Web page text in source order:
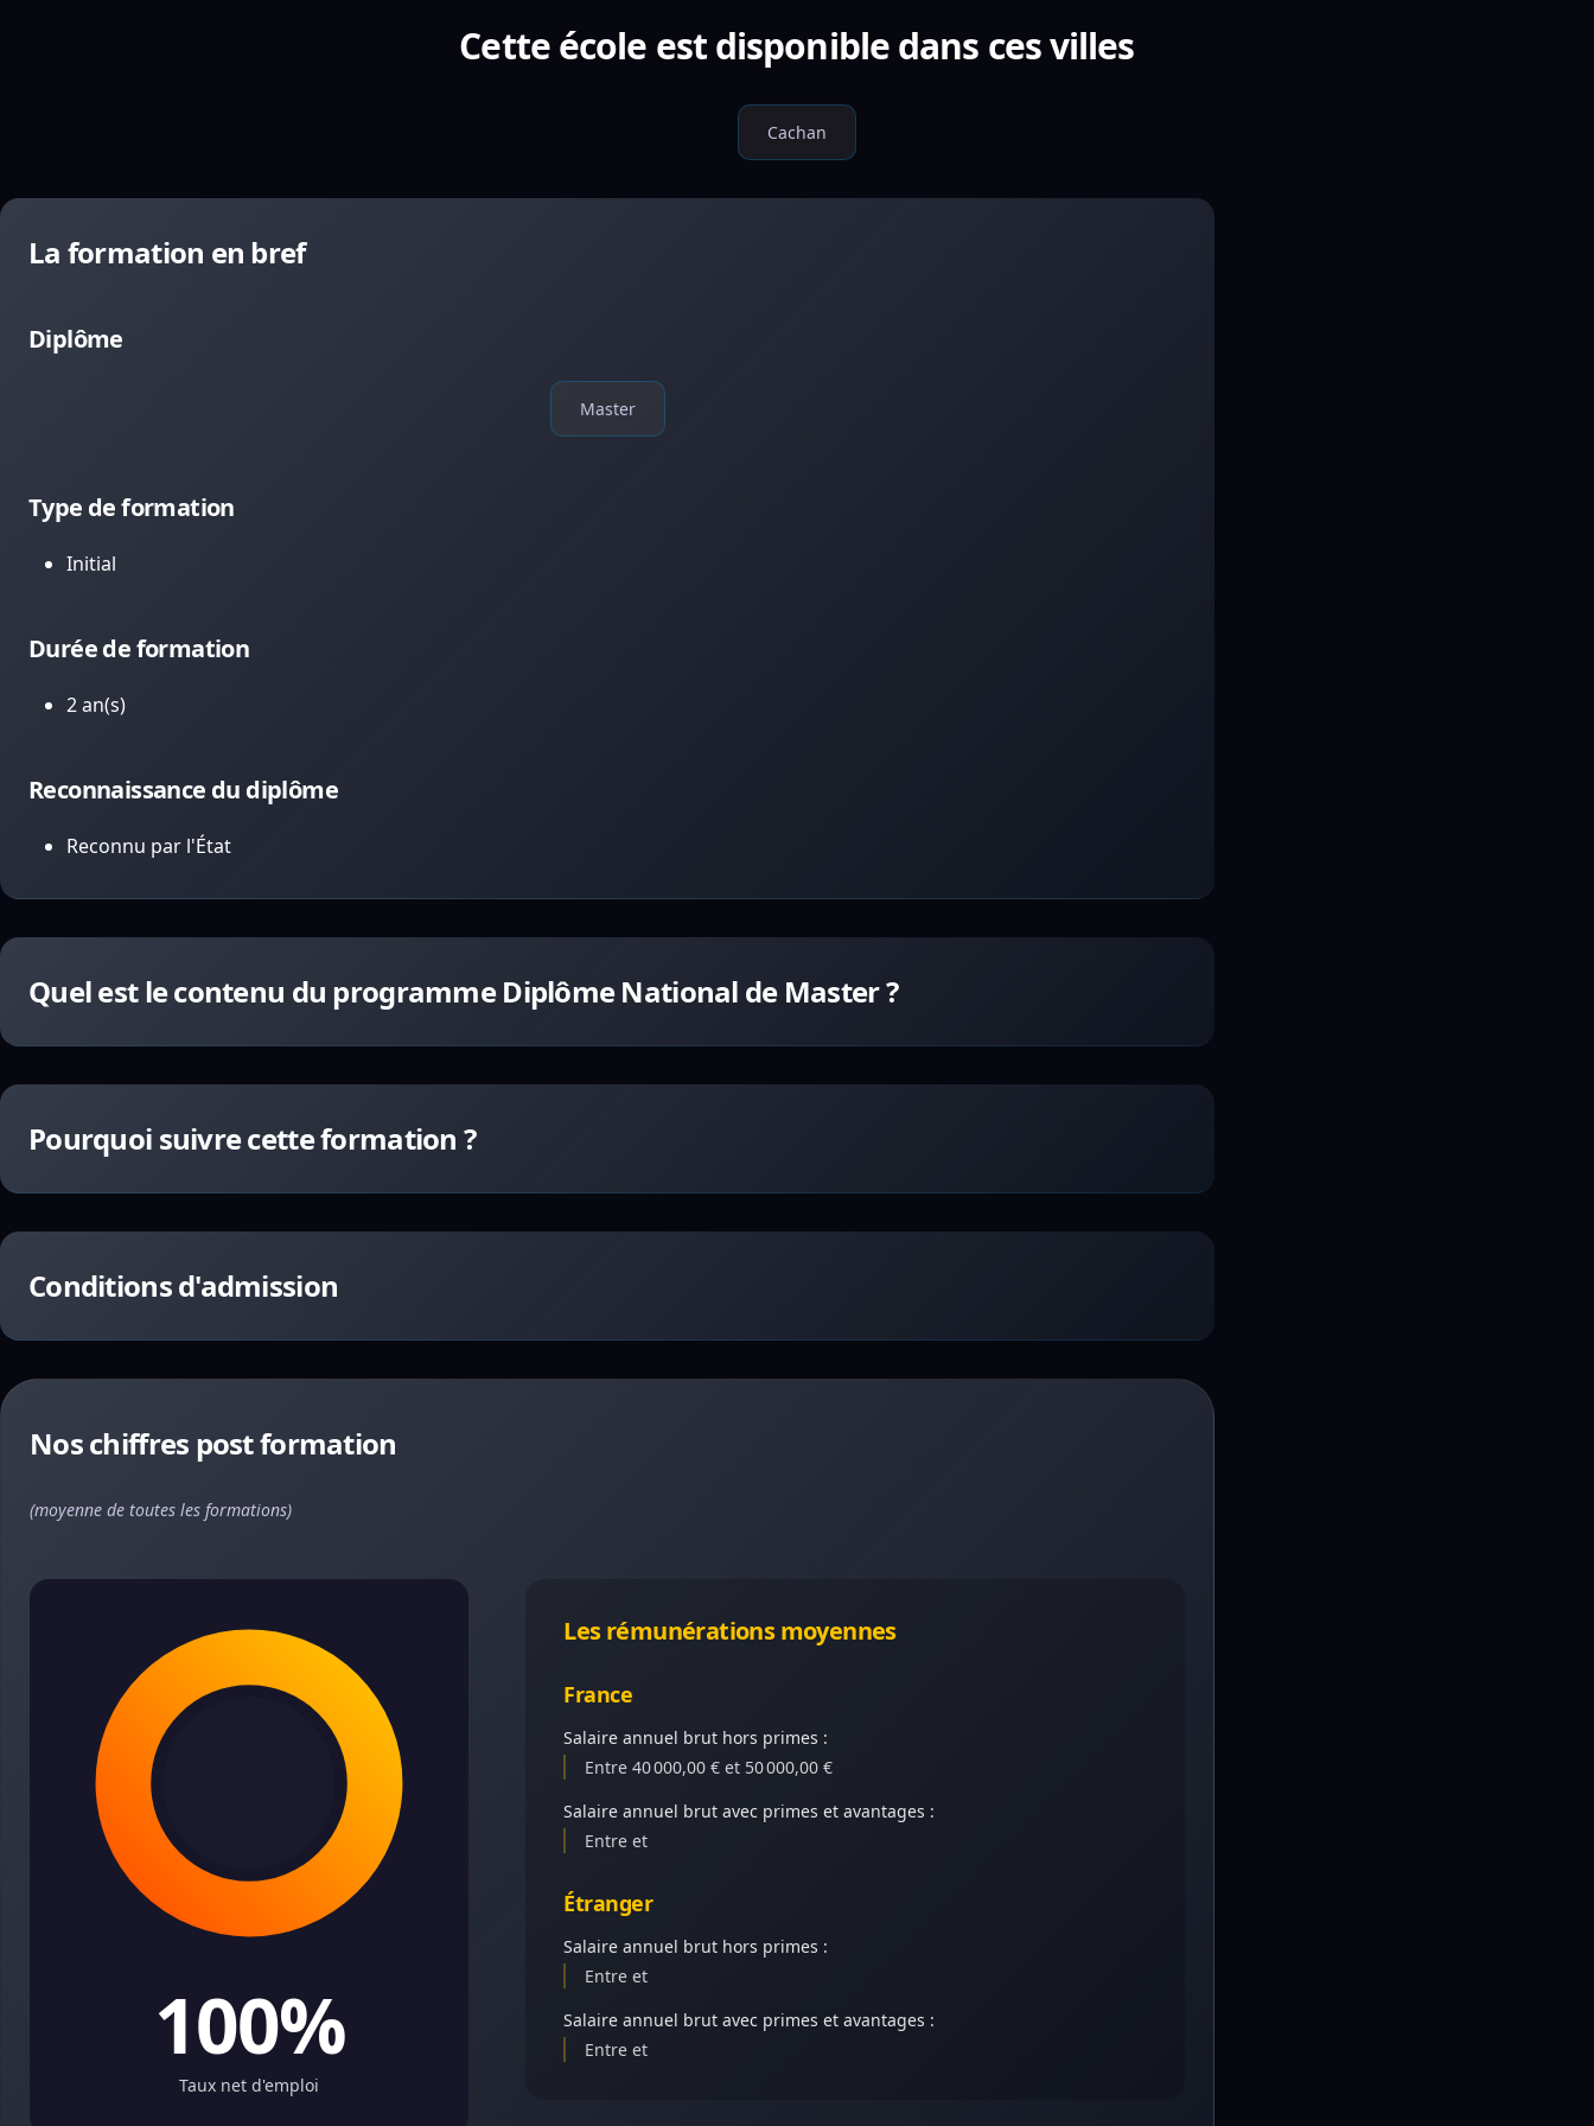
Cette école est disponible dans ces villes
Cachan
La formation en bref
Diplôme
Master
Type de formation
Initial
Durée de formation
2 an(s)
Reconnaissance du diplôme
Reconnu par l'État
Quel est le contenu du programme Diplôme National de Master ?
Pourquoi suivre cette formation ?
Conditions d'admission
Nos chiffres post formation
(moyenne de toutes les formations)
100%
Taux net d'emploi
Les rémunérations moyennes
France
Salaire annuel brut hors primes :
Entre 40 000,00 € et 50 000,00 €
Salaire annuel brut avec primes et avantages :
Entre et
Étranger
Salaire annuel brut hors primes :
Entre et
Salaire annuel brut avec primes et avantages :
Entre et